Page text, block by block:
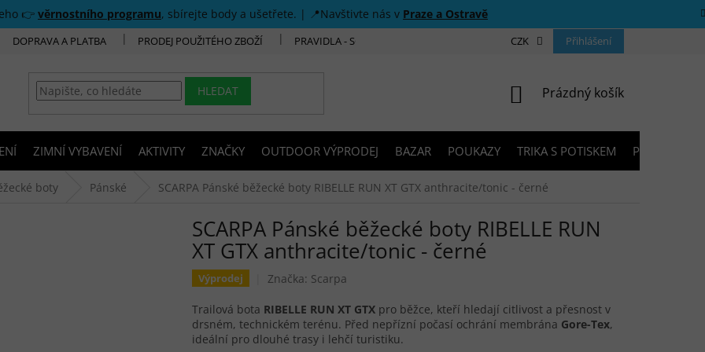
👉 věrnostního programu, sbírejte body a ušetřete. | 📍Navštivte nás v Praze a Ostravě
DOPRAVA A PLATBA PRODEJ POUŽITÉHO ZBOŽÍ PRAVIDLA - SOUTĚŽE PRODEJNY KONTAKTY
CZK Přihlášení
HLEDAT NÁKUPNÍ KOŠÍK
Prázdný košík
ZIMNÍ VYBAVENÍ AKTIVITY ZNAČKY OUTDOOR VÝPRODEJ BAZAR POUKAZY TRIKA S POTISKEM PŮJČOVNA
boty Pánské SCARPA Pánské běžecké boty RIBELLE RUN XT GTX anthracite/tonic - černé
SCARPA Pánské běžecké boty RIBELLE RUN
XT GTX anthracite/tonic - černé
Výprodej Značka: Scarpa
Trailová bota RIBELLE RUN XT GTX pro běžce, kteří hledají citlivost a přesnost v
drsném, technickém terénu. Před nepřízní počasí ochrání membrána Gore-Tex,
ideální pro dlouhé trasy i lehčí turistiku.